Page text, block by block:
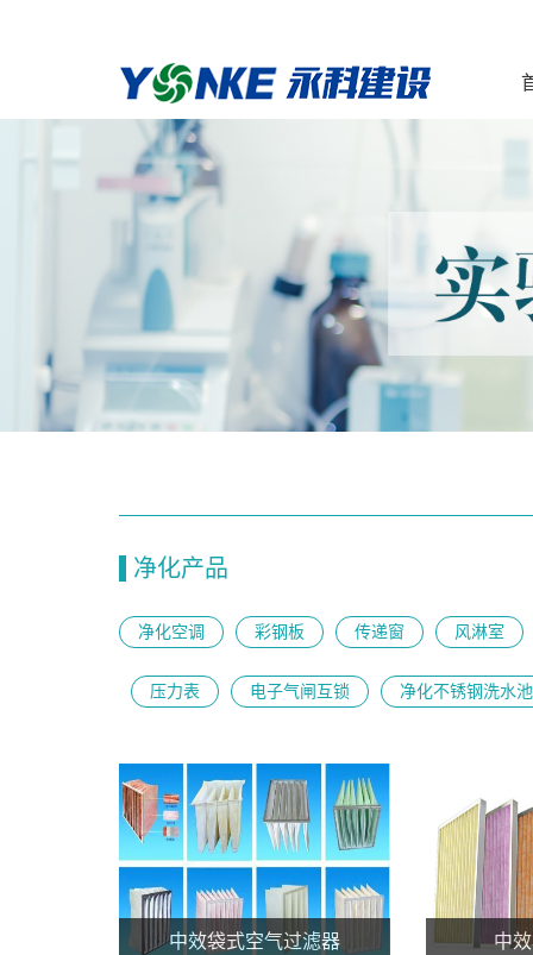
净化产品
净化空调 彩钢板 传递窗 风淋室
压力表 电子气闸互锁 净化不锈钢洗水池
中效袋式空气过滤器 中